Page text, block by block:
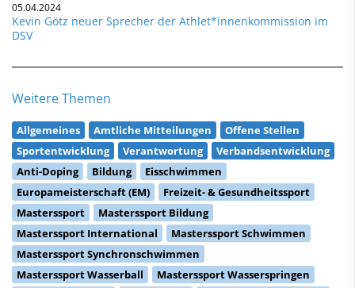
05.04.2024
Kevin Götz neuer Sprecher der Athlet*innenkommission im
DSV
Weitere Themen
Allgemeines Amtliche Mitteilungen
Offene Stellen
Sportentwicklung
Verantwortung
Verbandsentwicklung
Anti-Doping
Bildung
Eisschwimmen
Europameisterschaft (EM)
Freizeit- & Gesundheitssport
Masterssport
Masterssport Bildung
Masterssport International
Masterssport Schwimmen
Masterssport Synchronschwimmen
Masterssport Wasserball
Masterssport Wasserspringen